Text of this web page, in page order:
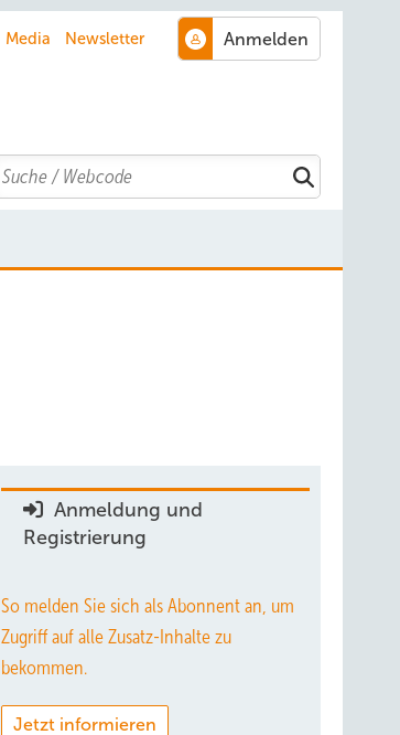
Media Newsletter
Search
Anmeldung und
Registrierung
So melden Sie sich als Abonnent an, um
Zugriff auf alle Zusatz-Inhalte zu
bekommen.
Jetzt informieren